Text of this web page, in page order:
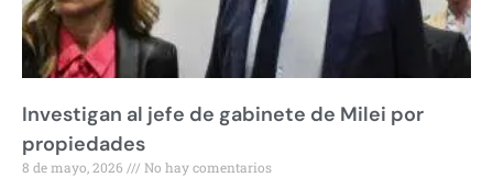
Investigan al jefe de gabinete de Milei por
propiedades
8 de mayo, 2026 No hay comentarios